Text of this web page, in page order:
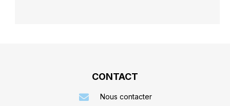
CONTACT
Nous contacter